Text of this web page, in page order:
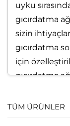
uyku
gıcırdatma
sizin
gıcırdatma
için
gıcırdatma
hazırlanın.
TÜM ÜRÜNLER